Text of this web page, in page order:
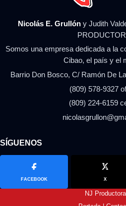
Nicolás E. Grullón y Judith
Somos una empresa dedicada a la
Cibao, el país y el
Barrio Don Bosco, C/ Ramón De
(809) 578-9327
(809) 224-6159
SÍGUENOS
FACEBOOK X
NJ Productora